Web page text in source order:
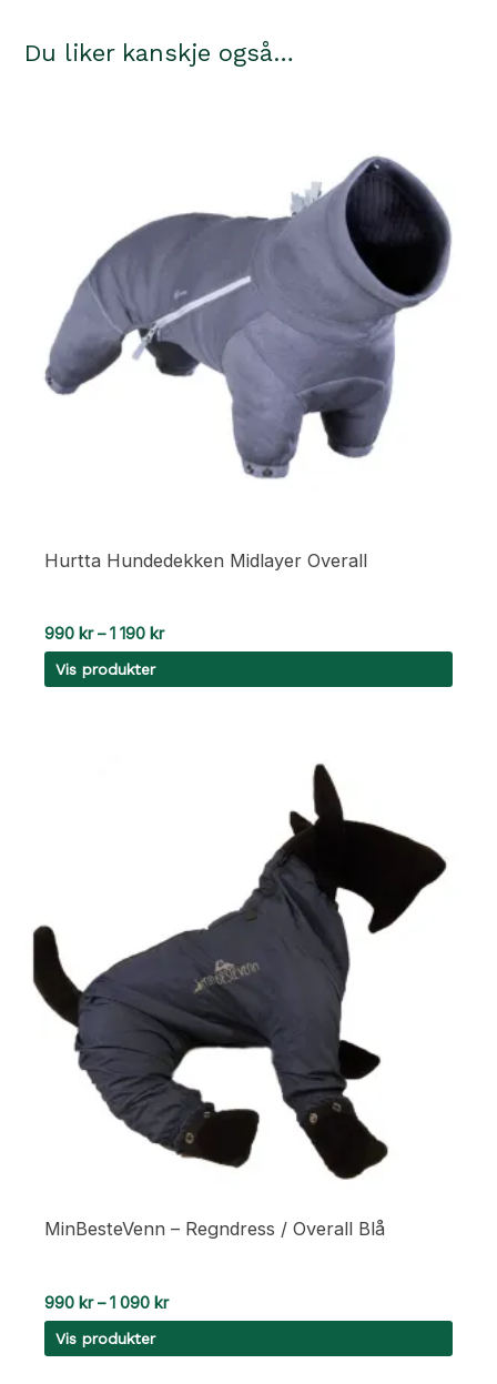
Du liker kanskje også…
Hurtta Hundedekken Midlayer Overall
990 kr – 1 190 krPrisområde:
990 kr
1
Vis produkter
MinBesteVenn – Regndress / Overall Blå
990 kr – 1 090 krPrisområde:
990 kr
1
Vis produkter